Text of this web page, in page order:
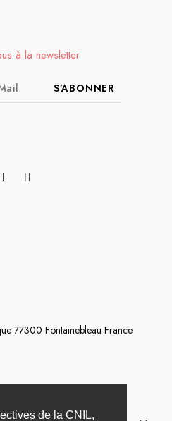
de la CNIL,
à la newsletter
S’ABONNER
77300 Fontainebleau France